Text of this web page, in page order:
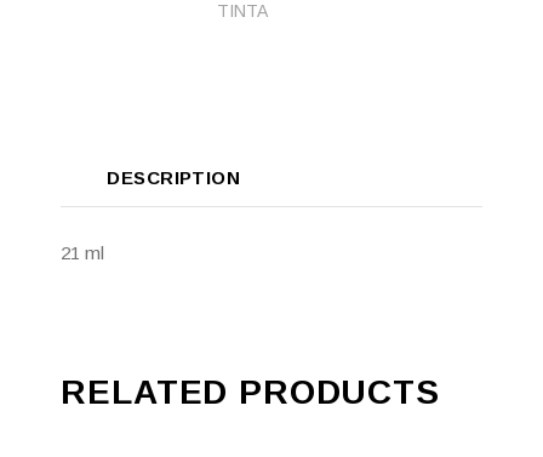
TINTA
DESCRIPTION
21 ml
RELATED PRODUCTS